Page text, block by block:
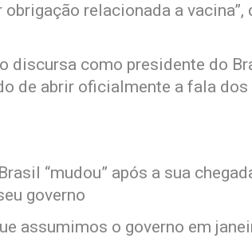
relacionada a vacina”,
discursa como presidente do
de abrir oficialmente a fala
“mudou” após a sua
governo
assumimos o governo em